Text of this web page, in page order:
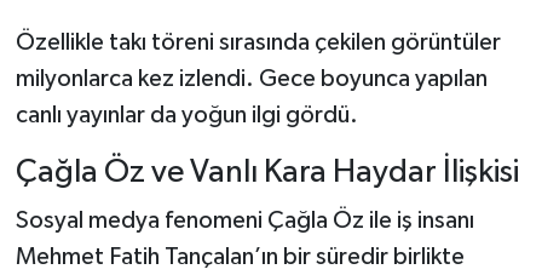
Özellikle takı töreni sırasında çekilen görüntüler
milyonlarca kez izlendi. Gece boyunca yapılan
canlı yayınlar da yoğun ilgi gördü.
Çağla Öz ve Vanlı Kara Haydar İlişkisi
Sosyal medya fenomeni Çağla Öz ile iş insanı
Mehmet Fatih Tançalan’ın bir süredir birlikte